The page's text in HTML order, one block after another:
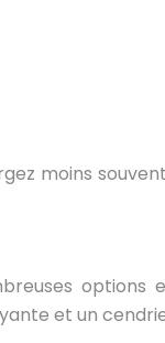
moins
options
et un